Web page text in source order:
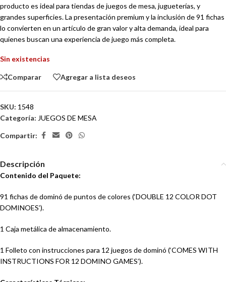
producto es ideal para tiendas de juegos de mesa, jugueterías, y
grandes superficies. La presentación premium y la inclusión de 91 fichas
lo convierten en un artículo de gran valor y alta demanda, ideal para
quienes buscan una experiencia de juego más completa.
Sin existencias
Comparar Agregar a lista deseos
SKU: 1548
Categoría: JUEGOS DE MESA
Compartir:
Descripción
Contenido del Paquete:
91 fichas de dominó de puntos de colores (‘DOUBLE 12 COLOR DOT
DOMINOES’).
1 Caja metálica de almacenamiento.
1 Folleto con instrucciones para 12 juegos de dominó (‘COMES WITH
INSTRUCTIONS FOR 12 DOMINO GAMES’).